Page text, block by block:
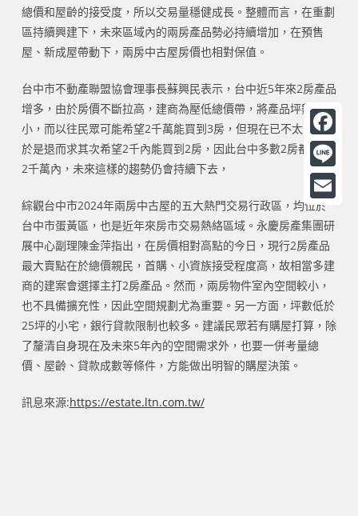
總價和屋齡的接受度，所以交易量穩健成長。整體而言，在重劃
區持續興建下，未來區域內的兩房產品勢必持續增加，在預售
屋、新成屋帶動下，兩房中古屋房價也相對保值。
台中市不動產聯盟協會理事長蘇興民表示，台中近5年來2房產品
增多，由於房價不斷拉高，建商為壓低總價帶，將產品坪數縮
小，而以往民眾可能希望2千萬能買到3房，但現在已不太可能，
於是退而求其次希望2千內能買到2房，因此台中多數2房都壓在
2千萬內，未來這樣的趨勢仍會持續下去，
綜觀台中市2024年兩房中古屋的五大熱門交易行政區，均位於
台中市蛋黃區，也是近年來房市交易熱絡區域。永慶房產集團研
展中心副理陳金萍指出，在房價相對高點的今日，現行2房產品
最大賣點在於總價親民，首購、小資族接受程度高，故相當多建
商的建案會選擇主打2房產品。然而，兩房物件室內空間較小，
也不具備擴充性，因此空間規劃尤為重要。另一方面，坪數低於
25坪的小宅，銀行貸款限制也較多。建議民眾若有購屋打算，除
了釐清自身現在及未來5年內的空間需求外，也要一併考量總
價、屋齡、貸款成數等條件，方能做出明智的購屋決策。
訊息來源:https://estate.ltn.com.tw/
F
a
c
e
b
o
o
k
L
i
n
E
m
a
i
l